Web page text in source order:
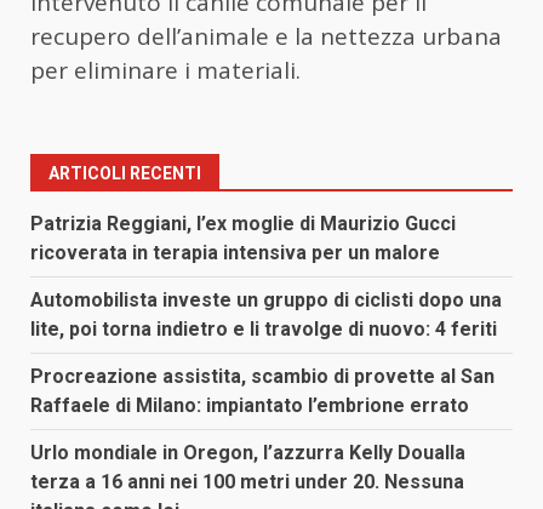
recupero dell’animale e la nettezza urbana
per eliminare i materiali.
ARTICOLI RECENTI
Patrizia Reggiani, l’ex moglie di Maurizio Gucci
ricoverata in terapia intensiva per un malore
Automobilista investe un gruppo di ciclisti dopo una
lite, poi torna indietro e li travolge di nuovo: 4 feriti
Procreazione assistita, scambio di provette al San
Raffaele di Milano: impiantato l’embrione errato
Urlo mondiale in Oregon, l’azzurra Kelly Doualla
terza a 16 anni nei 100 metri under 20. Nessuna